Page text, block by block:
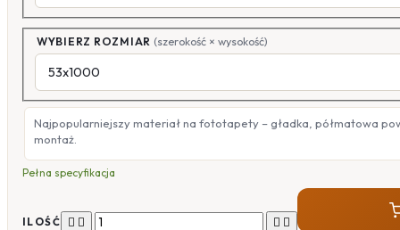
WYBIERZ ROZMIAR (szerokość × wysokość)
Najpopularniejszy materiał na fototapety – gładka, półmatowa
montaż.
Pełna specyfikacja
ILOŚĆ    